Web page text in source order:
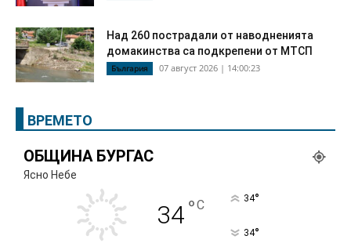
Над 260 пострадали от наводненията
домакинства са подкрепени от МТСП
България 07 август 2026 | 14:00:23
ВРЕМЕТО
ОБЩИНА БУРГАС
Ясно Небе
34°C 34°
34°